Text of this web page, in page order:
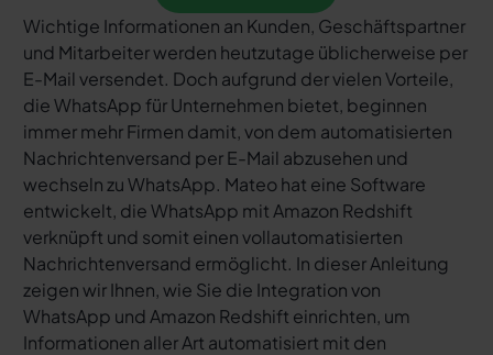
Wichtige Informationen an Kunden, Geschäftspartner
und Mitarbeiter werden heutzutage üblicherweise per
E-Mail versendet. Doch aufgrund der vielen Vorteile,
die WhatsApp für Unternehmen bietet, beginnen
immer mehr Firmen damit, von dem automatisierten
Nachrichtenversand per E-Mail abzusehen und
wechseln zu WhatsApp. Mateo hat eine Software
entwickelt, die WhatsApp mit Amazon Redshift
verknüpft und somit einen vollautomatisierten
Nachrichtenversand ermöglicht. In dieser Anleitung
zeigen wir Ihnen, wie Sie die Integration von
WhatsApp und Amazon Redshift einrichten, um
Informationen aller Art automatisiert mit den